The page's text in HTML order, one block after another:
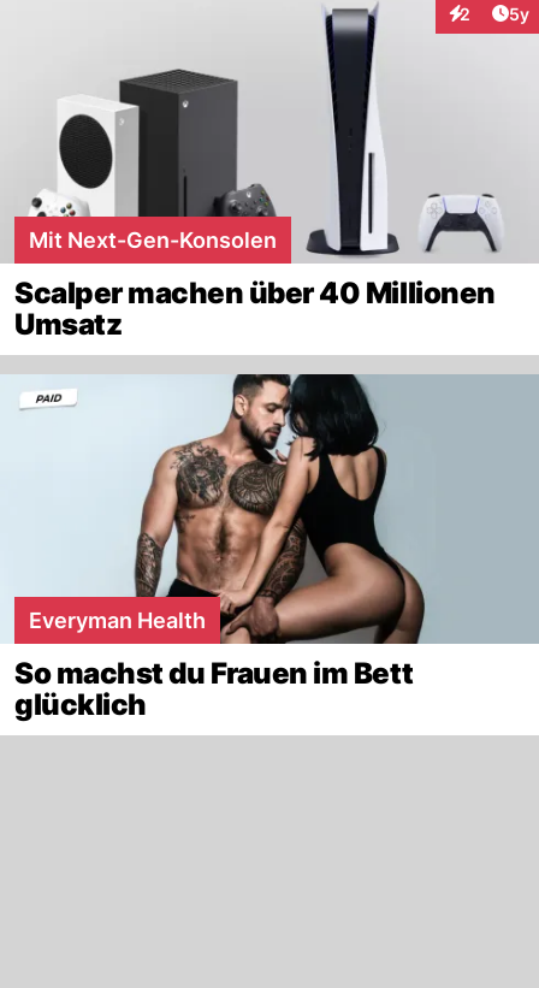
2 5y
Mit Next-Gen-Konsolen
Scalper machen über 40 Millionen
Umsatz
Everyman Health
So machst du Frauen im Bett
glücklich